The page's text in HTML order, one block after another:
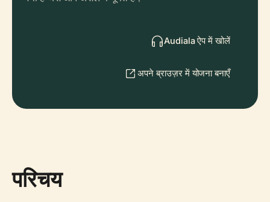
Audiala ऐप में खोलें
अपने ब्राउज़र में योजना बनाएँ
परिचय